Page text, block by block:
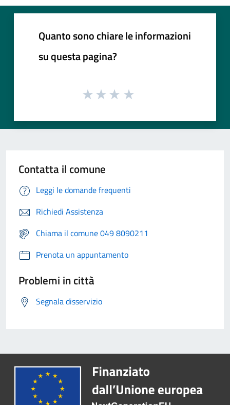
Quanto sono chiare le informazioni
su questa pagina?
Contatta il comune
Leggi le domande frequenti
Richiedi Assistenza
Chiama il comune 049 8090211
Prenota un appuntamento
Problemi in città
Segnala disservizio